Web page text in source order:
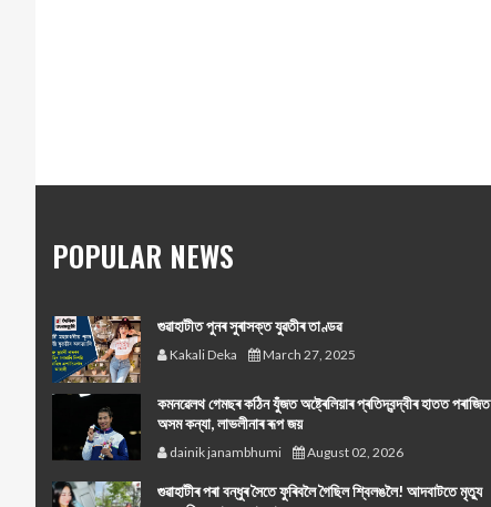
POPULAR NEWS
গুৱাহাটীত পুনৰ সুৰাসক্ত যুৱতীৰ তাণ্ডৱ
Kakali Deka March 27, 2025
কমনৱেলথ গেমছৰ কঠিন যুঁজত অষ্ট্ৰেলিয়াৰ প্ৰতিদ্বন্দ্বীৰ হাতত পৰাজিত
অসম কন্যা, লাভলীনাৰ ৰূপ জয়
dainik janambhumi August 02, 2026
গুৱাহাটীৰ পৰা বন্ধুৰ সৈতে ফুৰিবলৈ গৈছিল শ্বিলঙলৈ! আদবাটতে মৃত্যু